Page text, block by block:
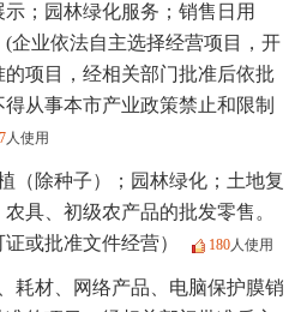
；园林绿化服务；销售日用
企业依法自主选择经营项目，开
项目，经相关部门批准后依批
从事本市产业政策禁止和限制
人使用
（除种子）；园林绿化；土地复
具、初级农产品的批发零售。
或批准文件经营）
180人使用
耗材、网络产品、电脑保护膜销